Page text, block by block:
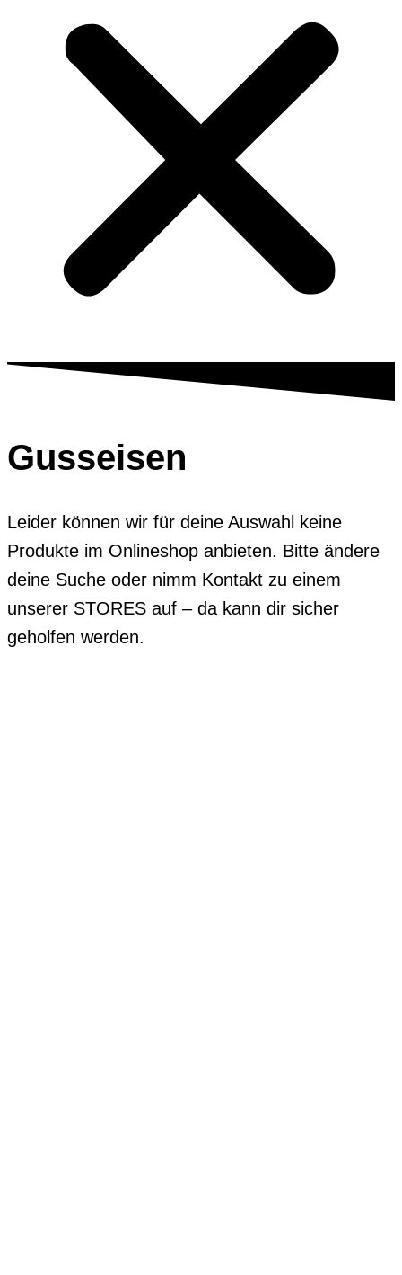
Gusseisen
Leider können wir für deine Auswahl keine
Produkte im Onlineshop anbieten. Bitte ändere
deine Suche oder nimm Kontakt zu einem
unserer STORES auf – da kann dir sicher
geholfen werden.